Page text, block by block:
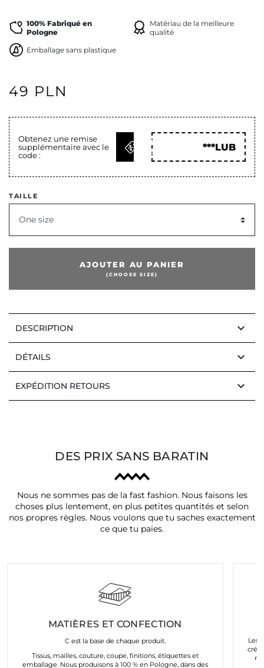
100% Fabriqué en
Pologne
Matériau de la meilleure
qualité
Emballage sans plastique
49 PLN
Obtenez une remise
supplémentaire avec le
code :
OBTENIR
LE CODE
***LUB
TAILLE
One size
AJOUTER AU PANIER
(CHOOSE SIZE)
DESCRIPTION keyboard_arrow_down
DÉTAILS keyboard_arrow_down
EXPÉDITION RETOURS keyboard_arrow_down
DES PRIX SANS BARATIN
Nous ne sommes pas de la fast fashion. Nous faisons les
choses plus lentement, en plus petites quantités et selon
nos propres règles. Nous voulons que tu saches exactement
ce que tu paies.
MATIÈRES ET CONFECTION
C est la base de chaque produit.
Tissus, mailles, couture, coupe, finitions, étiquettes et
emballage. Nous produisons à 100 % en Pologne, dans des
Les